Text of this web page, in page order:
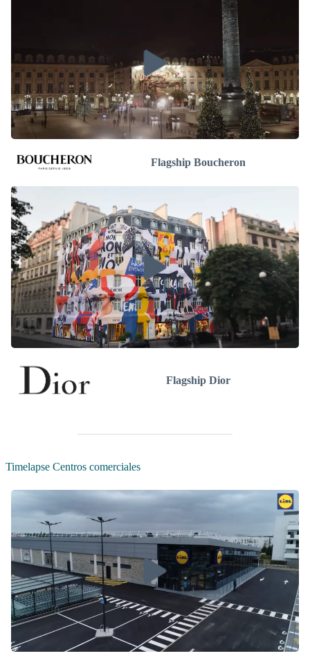
Flagship Boucheron
Flagship Dior
Timelapse Centros comerciales